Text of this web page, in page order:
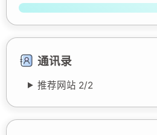
通讯录
推荐网站 2/2